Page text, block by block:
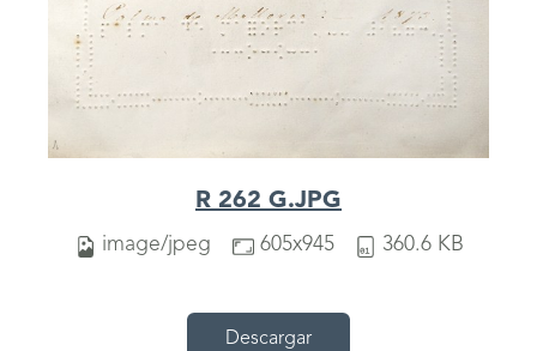
R 262 G.JPG
image/jpeg 605x945 360.6 KB
Descargar